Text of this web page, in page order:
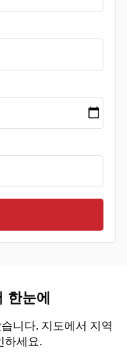
한눈에
니다. 지도에서 지역
하세요.